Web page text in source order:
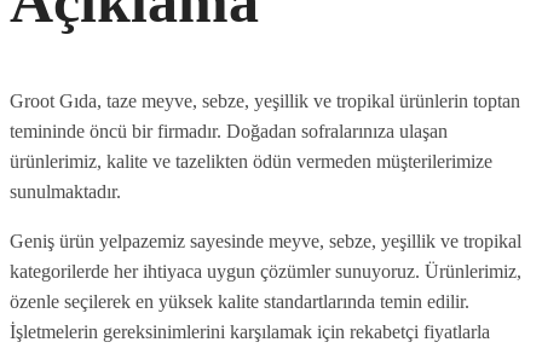
Groot Gıda, taze meyve, sebze, yeşillik ve tropikal ürünlerin toptan
temininde öncü bir firmadır. Doğadan sofralarınıza ulaşan
ürünlerimiz, kalite ve tazelikten ödün vermeden müşterilerimize
sunulmaktadır.
Geniş ürün yelpazemiz sayesinde meyve, sebze, yeşillik ve tropikal
kategorilerde her ihtiyaca uygun çözümler sunuyoruz. Ürünlerimiz,
özenle seçilerek en yüksek kalite standartlarında temin edilir.
İşletmelerin gereksinimlerini karşılamak için rekabetçi fiyatlarla